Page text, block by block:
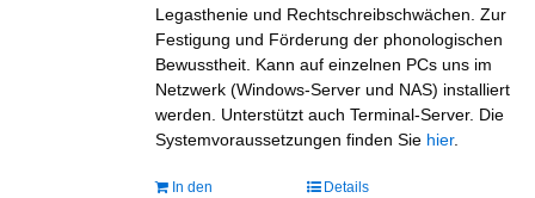
Legasthenie und Rechtschreibschwächen. Zur
Festigung und Förderung der phonologischen
Bewusstheit. Kann auf einzelnen PCs uns im
Netzwerk (Windows-Server und NAS) installiert
werden. Unterstützt auch Terminal-Server. Die
Systemvoraussetzungen finden Sie hier.
In den
Details